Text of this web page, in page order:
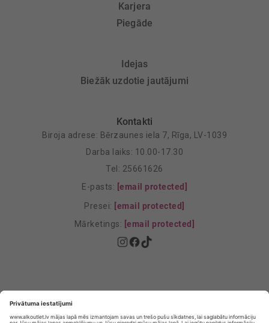
Karjera
Piegāde
Idejas
Biežāk uzdotie jautājumi
Kontakti
Biroja adrese: Bērzaunes iela 7, Rīga, LV-1039
Darba laiks: 10.00-17.30
Tel: 25661626
E-pasts: [email protected]
Presei: [email protected]
Mārketings: [email protected]
Privātuma Iestatījumi